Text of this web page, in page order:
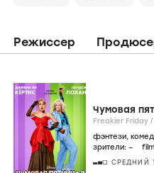
Режиссер
Чумовая
Freakier Friday /
фэнтези,
зрители: –
СРЕДНИЙ